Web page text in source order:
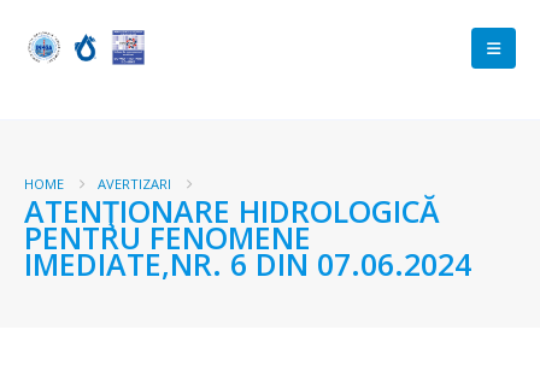
HOME AVERTIZARI
ATENŢIONARE HIDROLOGICĂ
PENTRU FENOMENE
IMEDIATE,NR. 6 DIN 07.06.2024